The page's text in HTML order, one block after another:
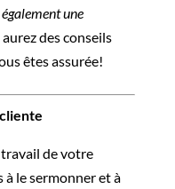
une
aurez des conseils
êtes assurée!
travail de votre
à le sermonner et à